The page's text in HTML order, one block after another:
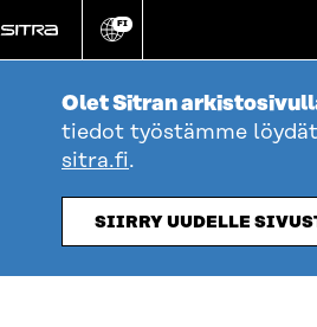
suoraan
sisältöön
Vaihda
kieli
FI
Olet Sitran
tiedot työstämme
sitra.fi.
SIIRRY UUDELLE